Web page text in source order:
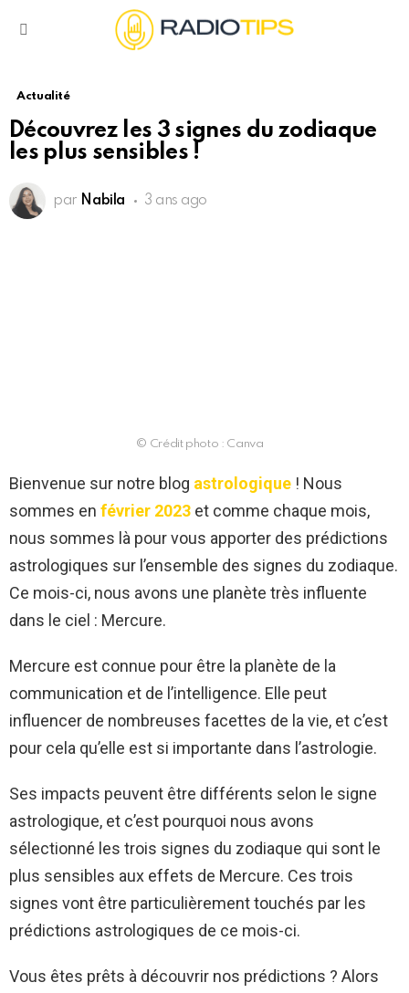
Actualité
Découvrez les 3 signes du zodiaque
les plus sensibles !
par Nabila 3 ans ago
© Crédit photo : Canva
Bienvenue sur notre blog astrologique ! Nous
sommes en février 2023 et comme chaque mois,
nous sommes là pour vous apporter des prédictions
astrologiques sur l’ensemble des signes du zodiaque.
Ce mois-ci, nous avons une planète très influente
dans le ciel : Mercure.
Mercure est connue pour être la planète de la
communication et de l’intelligence. Elle peut
influencer de nombreuses facettes de la vie, et c’est
pour cela qu’elle est si importante dans l’astrologie.
Ses impacts peuvent être différents selon le signe
astrologique, et c’est pourquoi nous avons
sélectionné les trois signes du zodiaque qui sont le
plus sensibles aux effets de Mercure. Ces trois
signes vont être particulièrement touchés par les
prédictions astrologiques de ce mois-ci.
Vous êtes prêts à découvrir nos prédictions ? Alors